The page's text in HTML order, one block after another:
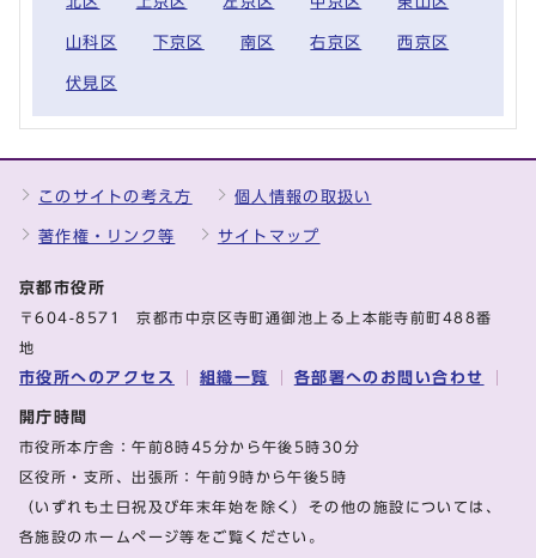
山科区 下京区 南区 右京区 西京区
伏見区
このサイトの考え方 個人情報の取扱い
著作権・リンク等 サイトマップ
京都市役所
〒604-8571 京都市中京区寺町通御池上る上本能寺前町488番
地
市役所へのアクセス 組織一覧 各部署へのお問い合わせ
開庁時間
市役所本庁舎：午前8時45分から午後5時30分
区役所・支所、出張所：午前9時から午後5時
（いずれも土日祝及び年末年始を除く）その他の施設については、
各施設のホームページ等をご覧ください。